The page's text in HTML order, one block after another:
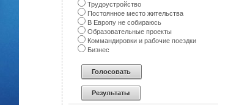
Трудоустройство
Постоянное место жительства
В Европу не собираюсь
Образовательные проекты
Коммандировки и рабочие поездки
Бизнес